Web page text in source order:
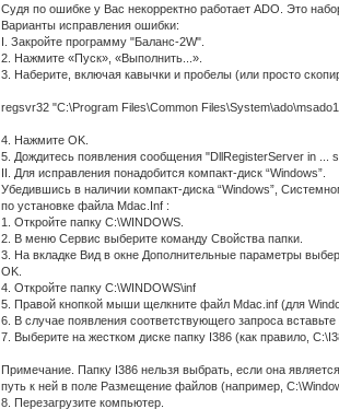
Судя по ошибке у Вас некорректно работает ADO. Это
Варианты исправления ошибки:
I. Закройте программу "Баланс-2W".
2. Нажмите «Пуск», «Выполнить...».
3. Наберите, включая кавычки и пробелы (или просто
regsvr32 "C:\Program Files\Common
4. Нажмите OK.
5. Дождитесь появления сообщения "DllRegisterServer in ...
II. Для исправления понадобится компакт-диск “Windows”.
Убедившись в наличии компакт-диска “Windows”,
по установке файла Mdac.Inf :
1. Откройте папку C:\WINDOWS.
2. В меню Сервис выберите команду Свойства папки.
3. На вкладке Вид в окне Дополнительные параметры
OK.
4. Откройте папку C:\WINDOWS\inf
5. Правой кнопкой мыши щелкните файл Mdac.inf (для
6. В случае появления соответствующего запроса вставьте
7. Выберите на жестком диске папку I386 (как правило,
Примечание. Папку I386 нельзя выбрать, если она
путь к ней в поле Размещение файлов (например,
8. Перезагрузите компьютер.